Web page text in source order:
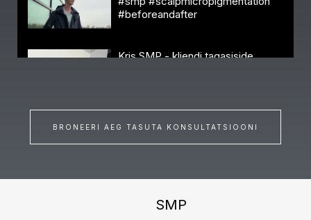
#beforeandafter
Kris SMP - kliendi tagasiside
BRONEERI AEG TASUTA KONSULTATSIOONI
SMPInstagram